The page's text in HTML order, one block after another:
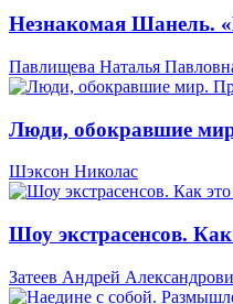
Незнакомая Шанель.
Павлищева Наталья
Люди, обокравшие
Шэксон Николас
Шоу экстрасенсов.
Затеев Андрей